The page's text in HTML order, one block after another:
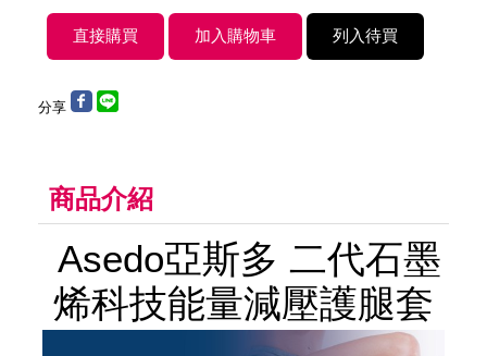
分享
商品介紹
Asedo亞斯多 二代石墨
烯科技能量減壓護腿套